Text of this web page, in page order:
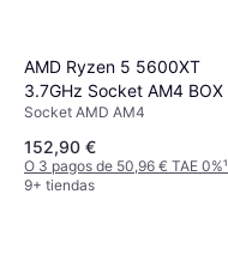
AMD Ryzen 5 5600XT
3.7GHz Socket AM4 BOX
Socket AMD AM4
152,90 €
O 3 pagos de 50,96 € TAE 0%¹
9+ tiendas